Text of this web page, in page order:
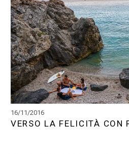
16/11/2016
VERSO LA FELICITÀ CON